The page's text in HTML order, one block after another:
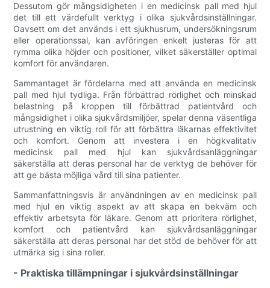
Dessutom gör mångsidigheten i en medicinsk pall med hjul
det till ett värdefullt verktyg i olika sjukvårdsinställningar.
Oavsett om det används i ett sjukhusrum, undersökningsrum
eller operationssal, kan avföringen enkelt justeras för att
rymma olika höjder och positioner, vilket säkerställer optimal
komfort för användaren.
Sammantaget är fördelarna med att använda en medicinsk
pall med hjul tydliga. Från förbättrad rörlighet och minskad
belastning på kroppen till förbättrad patientvård och
mångsidighet i olika sjukvårdsmiljöer, spelar denna väsentliga
utrustning en viktig roll för att förbättra läkarnas effektivitet
och komfort. Genom att investera i en högkvalitativ
medicinsk pall med hjul kan sjukvårdsanläggningar
säkerställa att deras personal har de verktyg de behöver för
att ge bästa möjliga vård till sina patienter.
Sammanfattningsvis är användningen av en medicinsk pall
med hjul en viktig aspekt av att skapa en bekväm och
effektiv arbetsyta för läkare. Genom att prioritera rörlighet,
komfort och patientvård kan sjukvårdsanläggningar
säkerställa att deras personal har det stöd de behöver för att
utmärka sig i sina roller.
- Praktiska tillämpningar i sjukvårdsinställningar